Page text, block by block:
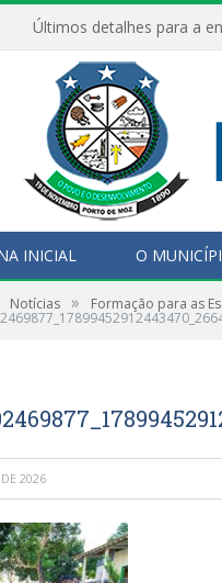
Últimos detalhes para a
INICIAL O
Notícias » Formação para as
2026